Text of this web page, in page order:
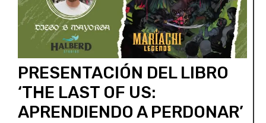
PRESENTACIÓN DEL LIBRO
‘THE LAST OF US:
APRENDIENDO A PERDONAR’